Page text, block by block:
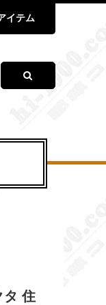
イテム
タ 住